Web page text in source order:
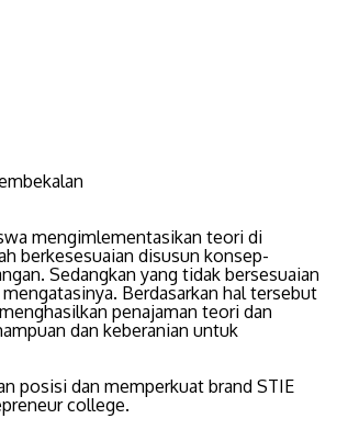
mengimlementasikan teori di
berkesesuaian disusun konsep-
Sedangkan yang tidak bersesuaian
Berdasarkan hal tersebut
penajaman teori dan
dan keberanian untuk
posisi dan memperkuat brand STIE
college.